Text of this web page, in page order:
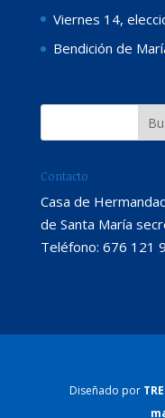
Viernes 14,
Bendición de
Contacto
Casa de
de Santa María
Teléfono: 676 121
Diseñado por